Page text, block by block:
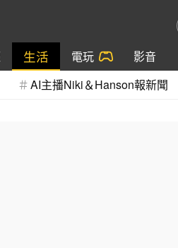
生活 電玩 影音
AI主播Niki＆Hanson報新聞